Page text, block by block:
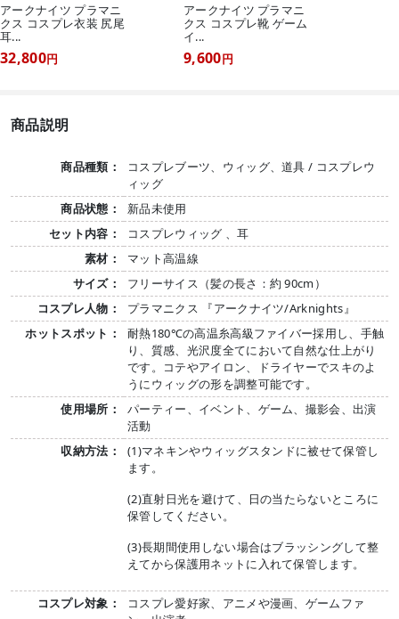
アークナイツ プラマニ
クス コスプレ衣装 尻尾
耳...
32,800円
アークナイツ プラマニ
クス コスプレ靴 ゲーム
イ...
9,600円
商品説明
商品種類：
コスプレブーツ、ウィッグ、道具 / コスプレウ
ィッグ
商品状態：
新品未使用
セット内容：
コスプレウィッグ 、耳
素材：
マット高温線
サイズ：
フリーサイス（髪の長さ：約 90cm）
コスプレ人物：
プラマニクス 『アークナイツ/Arknights』
ホットスポット：
耐熱180℃の高温糸高級ファイバー採用し、手触
り、質感、光沢度全てにおいて自然な仕上がり
です。コテやアイロン、ドライヤーでスキのよ
うにウィッグの形を調整可能です。
使用場所：
パーティー、イベント、ゲーム、撮影会、出演
活動
収納方法：
(1)マネキンやウィッグスタンドに被せて保管し
ます。
(2)直射日光を避けて、日の当たらないところに
保管してください。
(3)長期間使用しない場合はブラッシングして整
えてから保護用ネットに入れて保管します。
コスプレ対象：
コスプレ愛好家、アニメや漫画、ゲームファ